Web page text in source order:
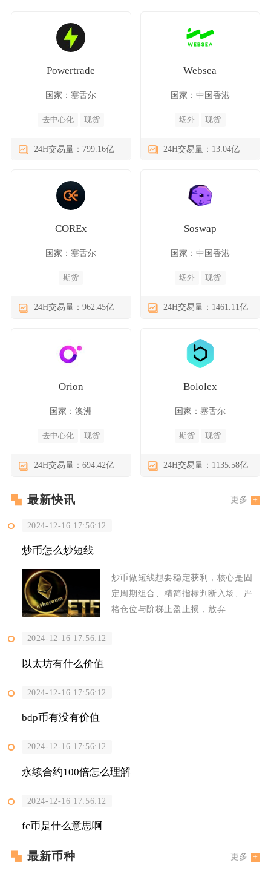
Powertrade
国家：塞舌尔
去中心化 现货
24H交易量：799.16亿
Websea
国家：中国香港
场外 现货
24H交易量：13.04亿
COREx
国家：塞舌尔
期货
24H交易量：962.45亿
Soswap
国家：中国香港
场外 现货
24H交易量：1461.11亿
Orion
国家：澳洲
去中心化 现货
24H交易量：694.42亿
Bololex
国家：塞舌尔
期货 现货
24H交易量：1135.58亿
最新快讯 更多
2024-12-16 17:56:12
炒币怎么炒短线
炒币做短线想要稳定获利，核心是固
定周期组合、精简指标判断入场、严
格仓位与阶梯止盈止损，放弃
2024-12-16 17:56:12
以太坊有什么价值
2024-12-16 17:56:12
bdp币有没有价值
2024-12-16 17:56:12
永续合约100倍怎么理解
2024-12-16 17:56:12
fc币是什么意思啊
最新币种 更多